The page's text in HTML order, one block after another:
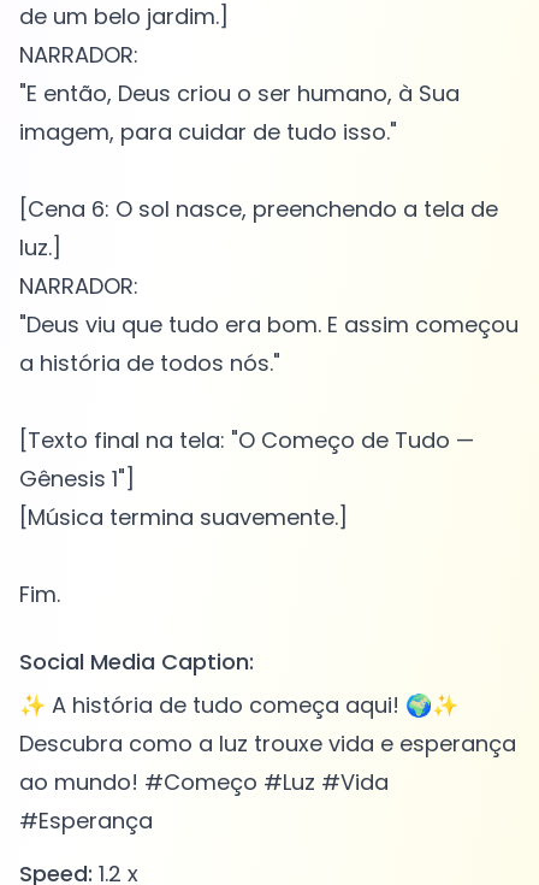
de um belo jardim.]
NARRADOR:
"E então, Deus criou o ser humano, à Sua
imagem, para cuidar de tudo isso."
[Cena 6: O sol nasce, preenchendo a tela de
luz.]
NARRADOR:
"Deus viu que tudo era bom. E assim começou
a história de todos nós."
[Texto final na tela: "O Começo de Tudo —
Gênesis 1"]
[Música termina suavemente.]
Social Media Caption:
✨ A história de tudo começa aqui! 🌍✨
Descubra como a luz trouxe vida e esperança
ao mundo! #Começo #Luz #Vida
#Esperança
Speed: 1.2 x